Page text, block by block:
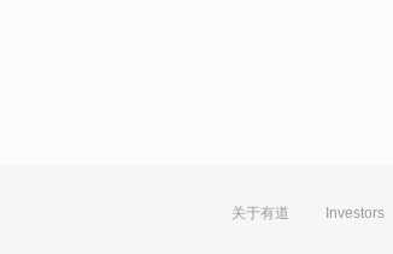
关于有道 Investors